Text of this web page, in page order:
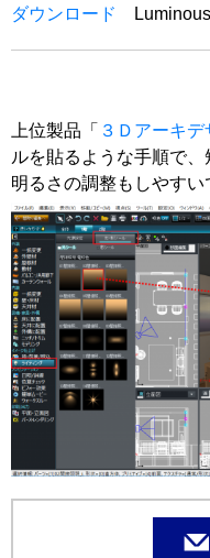
ダウンロード
上位製品「 ３Ｄアーキデ
ルを貼るような手順で、
明るさの調整もしやすい